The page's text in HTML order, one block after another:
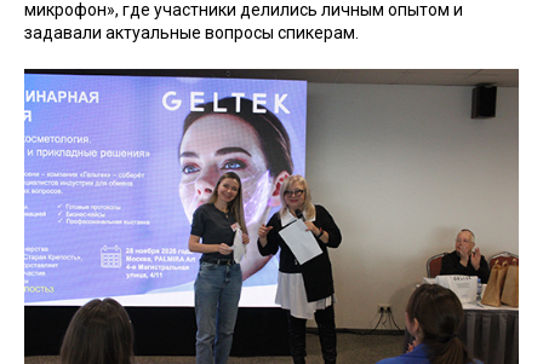
микрофон», где участники делились личным опытом и
задавали актуальные вопросы спикерам.